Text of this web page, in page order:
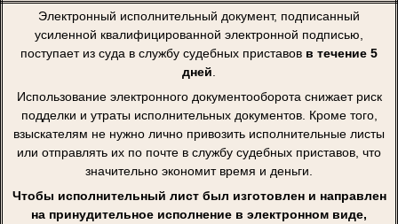
Электронный исполнительный документ, подписанный
усиленной квалифицированной электронной подписью,
поступает из суда в службу судебных приставов в течение 5
дней
Использование электронного документооборота снижает риск
подделки и утраты исполнительных документов. Кроме того,
взыскателям не нужно лично привозить исполнительные листы
или отправлять их по почте в службу судебных приставов, что
значительно экономит время и деньги.
Чтобы исполнительный лист был изготовлен и направлен
на принудительное исполнение в электронном виде,